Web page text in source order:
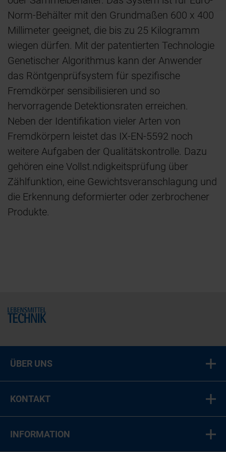
Norm-Behälter mit den Grundmaßen 600 x 400
Millimeter geeignet, die bis zu 25 Kilogramm
wiegen dürfen. Mit der patentierten Technologie
Genetischer Algorithmus kann der Anwender
das Röntgenprüfsystem für spezifische
Fremdkörper sensibilisieren und so
hervorragende Detektionsraten erreichen.
Neben der Identifikation vieler Arten von
Fremdkörpern leistet das IX-EN-5592 noch
weitere Aufgaben der Qualitätskontrolle. Dazu
gehören eine Vollst.ndigkeitsprüfung über
Zählfunktion, eine Gewichtsveranschlagung und
die Erkennung deformierter oder zerbrochener
Produkte.
Home
ÜBER UNS
KONTAKT
INFORMATION